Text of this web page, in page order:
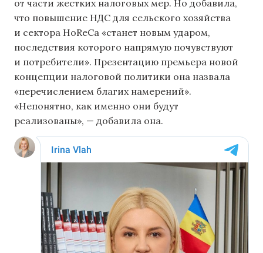
от части жестких налоговых мер. Но добавила,
что повышение НДС для сельского хозяйства
и сектора HoReCa «станет новым ударом,
последствия которого напрямую почувствуют
и потребители». Презентацию премьера новой
концепции налоговой политики она назвала
«перечислением благих намерений».
«Непонятно, как именно они будут
реализованы», — добавила она.